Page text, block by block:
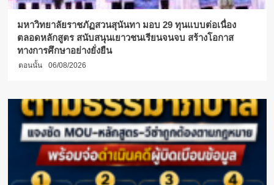
จาก
ป่วย
โรค
วิตก
กังวล
มหาวิทยาลัยราชภัฏสวนสุนันทา มอบ 29 ทุนแบบต่อเนื่อง
ตลอดหลักสูตร สนับสนุนเยาวชนเรียนจนจบ สร้างโอกาส
ทางการศึกษาอย่างยั่งยืน
ตอนนั้น 06/08/2026